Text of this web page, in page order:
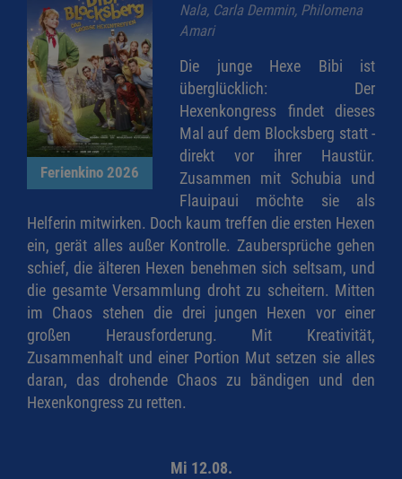
Ferienkino 2026
Nala, Carla Demmin, Philomena
Amari
Die junge Hexe Bibi ist
überglücklich: Der
Hexenkongress findet dieses
Mal auf dem Blocksberg statt -
direkt vor ihrer Haustür.
Zusammen mit Schubia und
Flauipaui möchte sie als
Helferin mitwirken. Doch kaum treffen die ersten Hexen
ein, gerät alles außer Kontrolle. Zaubersprüche gehen
schief, die älteren Hexen benehmen sich seltsam, und
die gesamte Versammlung droht zu scheitern. Mitten
im Chaos stehen die drei jungen Hexen vor einer
großen Herausforderung. Mit Kreativität,
Zusammenhalt und einer Portion Mut setzen sie alles
daran, das drohende Chaos zu bändigen und den
Hexenkongress zu retten.
Mi 12.08.